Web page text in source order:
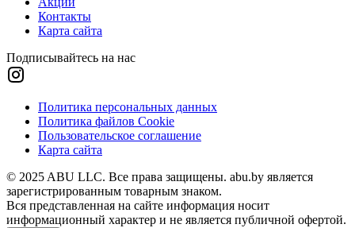
Контакты
Карта сайта
Подписывайтесь на нас
Политика персональных данных
Политика файлов Cookie
Пользовательское соглашение
Карта сайта
© 2025 ABU LLC. Все права защищены. abu.by является
зарегистрированным товарным знаком.
Вся представленная на сайте информация носит
информационный характер и не является публичной офертой.